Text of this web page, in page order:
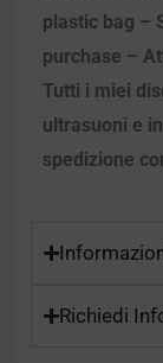
plastic bag –
purchase –
Tutti i miei
ultrasuoni e
spedizione
Richiedi